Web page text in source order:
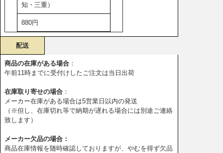
知・三重）
880円
配送
商品の在庫がある場合 ：
午前11時までに受付けしたご注文は当日出荷
在庫取り寄せの場合 ：
メーカー在庫がある場合は5営業日以内の発送
（※但し、在庫切れ等で納期が遅れる場合には別途ご連絡
致します）
メーカー欠品の場合：
商品在庫情報を随時確認しておりますが、やむを得ず欠品